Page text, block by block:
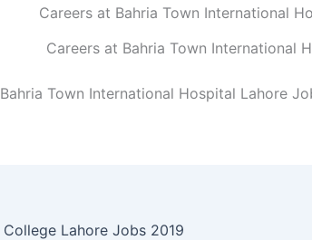
Careers at Bahria Town International
Bahria Town International Hospital Lahore